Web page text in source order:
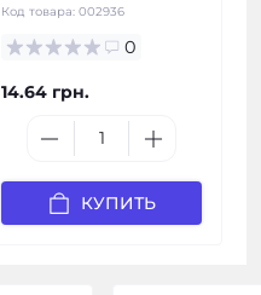
Код товара: 002936
0
14.64 грн.
КУПИТЬ